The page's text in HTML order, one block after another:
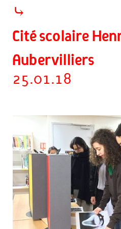
⤷
Cité scolaire
Aubervilliers
25.01.18